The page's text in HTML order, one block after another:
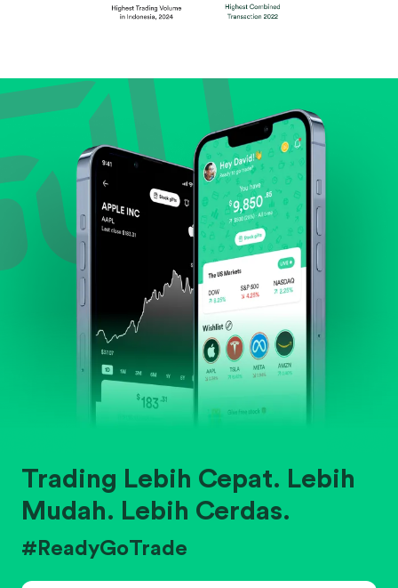
Trading Lebih Cepat. Lebih
Mudah. Lebih Cerdas.
#ReadyGoTrade